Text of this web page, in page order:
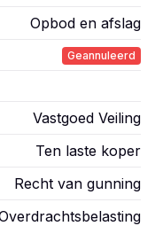
Opbod en afslag
Geannuleerd
Vastgoed Veiling
Ten laste koper
Recht van gunning